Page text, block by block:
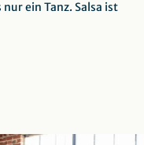
ein Tanz. Salsa ist